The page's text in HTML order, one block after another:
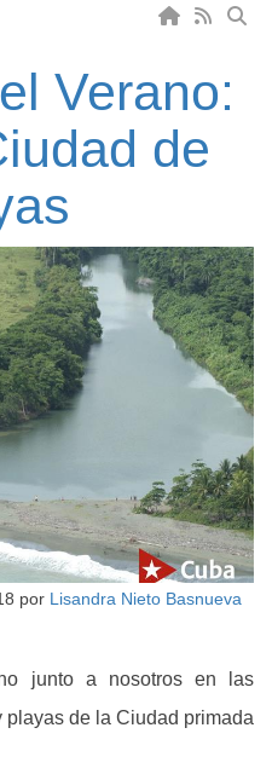
Verano:
de
por Lisandra Nieto Basnueva
junto a nosotros en las
de la Ciudad primada